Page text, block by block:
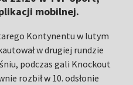
mobilnej.
Kontynentu w lutym
w drugiej rundzie
podczas gali Knockout
rozbił w 10. odsłonie